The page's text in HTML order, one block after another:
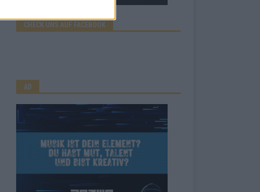
CHECK UNS AUF FACEBOOK
AD